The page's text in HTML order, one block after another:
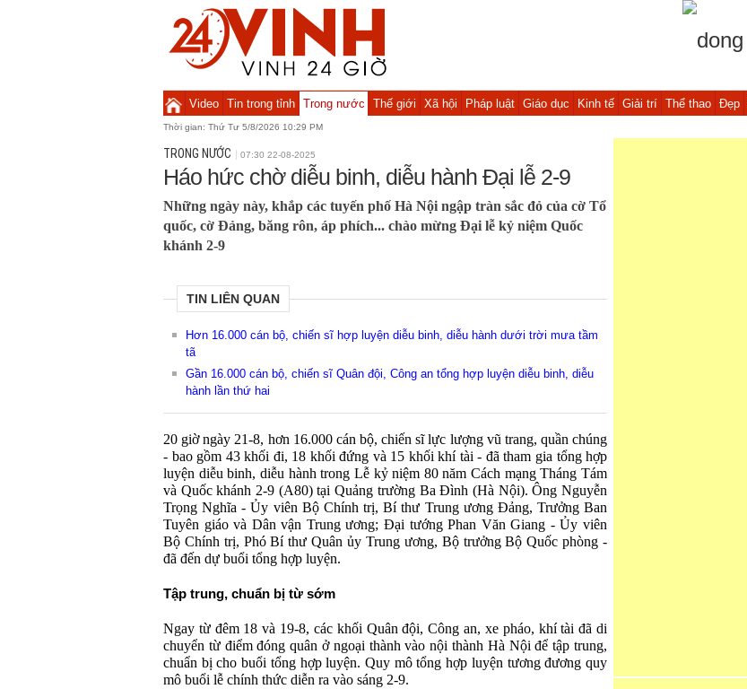
Video Tin trong tỉnh Trong nước Thế giới Xã hội Pháp luật Giáo dục Kinh tế Giải trí Thể thao Đẹp
Thời gian: Thứ Tư 5/8/2026 10:29 PM
TRONG NƯỚC 07:30 22-08-2025
Háo hức chờ diễu binh, diễu hành Đại lễ 2-9
Những ngày này, khắp các tuyến phố Hà Nội ngập tràn sắc đỏ của cờ Tổ
quốc, cờ Đảng, băng rôn, áp phích... chào mừng Đại lễ kỷ niệm Quốc
khánh 2-9
TIN LIÊN QUAN
Hơn 16.000 cán bộ, chiến sĩ hợp luyện diễu binh, diễu hành dưới trời mưa tầm
tã
Gần 16.000 cán bộ, chiến sĩ Quân đội, Công an tổng hợp luyện diễu binh, diễu
hành lần thứ hai
20 giờ ngày 21-8, hơn 16.000 cán bộ, chiến sĩ lực lượng vũ trang, quần chúng
- bao gồm 43 khối đi, 18 khốiđứng và 15 khối khí tài - đã tham gia tổng hợp
luyện diễu binh, diễu hành trong Lễ kỷ niệm 80 năm Cách mạng Tháng Tám
và Quốc khánh 2-9 (A80) tại Quảng trường BaĐình (Hà Nội).Ông Nguyễn
Trọng Nghĩa -Ủy viên Bộ Chính trị, Bí thư Trung ương Đảng, Trưởng Ban
Tuyên giáo và Dân vận Trungương; Đại tướng Phan Văn Giang -Ủy viên
Bộ Chính trị, Phó Bí thư Quânủy Trung ương, Bộ trưởng Bộ Quốc phòng -
đã đến dự buổi tổng hợp luyện.
Tập trung, chuẩn bị từ sớm
Ngay từ đêm 18 và 19-8, các khối Quânđội, Công an, xe pháo, khí tàiđã di
chuyển từ điểmđóng quânở ngoại thành vào nội thành Hà Nộiđể tập trung,
chuẩn bị cho buổi tổng hợp luyện. Quy mô tổng hợp luyện tương đương quy
mô buổi lễ chính thức diễn ra vào sáng 2-9.